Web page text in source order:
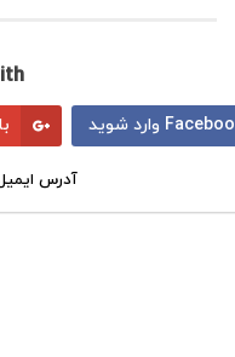
با Google وارد شوید
آدرس